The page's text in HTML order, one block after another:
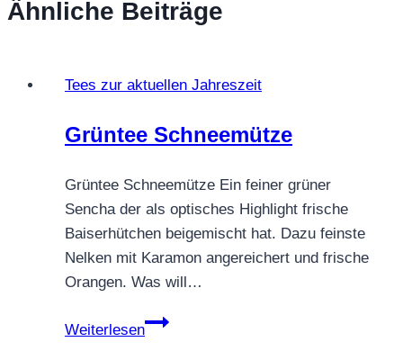
Ähnliche Beiträge
Tees zur aktuellen Jahreszeit
Grüntee Schneemütze
Grüntee Schneemütze Ein feiner grüner
Sencha der als optisches Highlight frische
Baiserhütchen beigemischt hat. Dazu feinste
Nelken mit Karamon angereichert und frische
Orangen. Was will…
Weiterlesen
Grüntee